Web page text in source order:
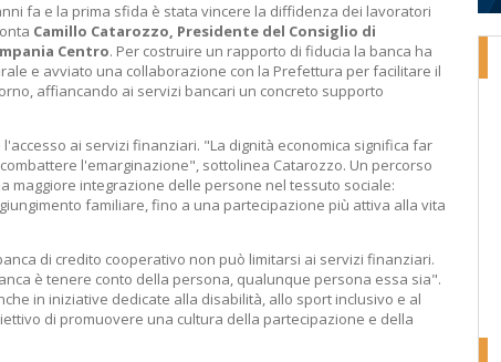
fa e la prima sfida è stata vincere la diffidenza dei lavoratori
Camillo Catarozzo, Presidente del Consiglio di
Centro. Per costruire un rapporto di fiducia la banca ha
e avviato una collaborazione con la Prefettura per facilitare il
affiancando ai servizi bancari un concreto supporto
ai servizi finanziari. "La dignità economica significa far
l'emarginazione", sottolinea Catarozzo. Un percorso
maggiore integrazione delle persone nel tessuto sociale:
familiare, fino a una partecipazione più attiva alla vita
di credito cooperativo non può limitarsi ai servizi finanziari.
è tenere conto della persona, qualunque persona essa sia".
in iniziative dedicate alla disabilità, allo sport inclusivo e al
di promuovere una cultura della partecipazione e della